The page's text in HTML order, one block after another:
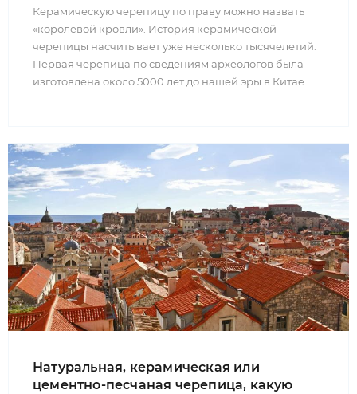
Керамическую черепицу по праву можно назвать
«королевой кровли». История керамической
черепицы насчитывает уже несколько тысячелетий.
Первая черепица по сведениям археологов была
изготовлена около 5000 лет до нашей эры в Китае.
Натуральная, керамическая или
цементно-песчаная черепица, какую